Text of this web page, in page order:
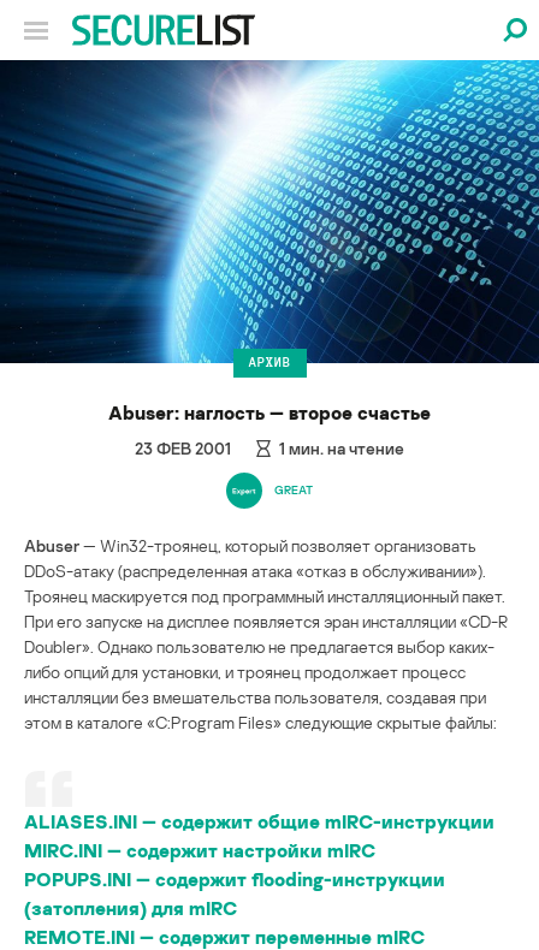
АРХИВ
Abuser: наглость — второе счастье
23 ФЕВ 2001 1 мин. на чтение
GREAT
Abuser— Win32-троянец, который позволяет организовать
DDoS-атаку (распределенная атака «отказ в обслуживании»).
Троянец маскируется под программный инсталляционный пакет.
При его запуске на дисплее появляется эран инсталляции «CD-R
Doubler». Однако пользователю не предлагается выбор каких-
либо опций для установки, и троянец продолжает процесс
инсталляции без вмешательства пользователя, создавая при
этом в каталоге «C:Program Files» следующие скрытые файлы:
ALIASES.INI — содержит общие mIRC-инструкции
MIRC.INI — содержит настройки mIRC
POPUPS.INI — содержит flooding-инструкции
(затопления) для mIRC
REMOTE.INI — содержит переменные mIRC